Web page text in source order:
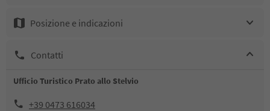
Posizione e indicazioni
Contatti
Ufficio Turistico Prato allo Stelvio
+39 0473 616034